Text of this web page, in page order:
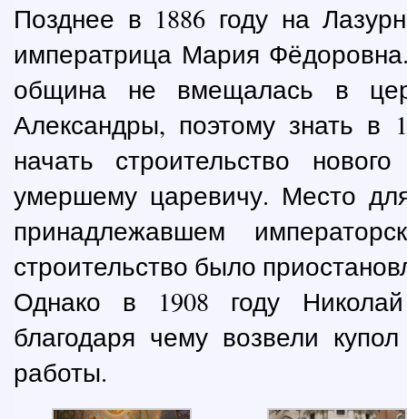
Позднее в 1886 году на
императрица Мария
община не вмещалась в
Александры, поэтому знать в
начать строительство
умершему царевичу. Место
принадлежавшем
строительство было
Однако в 1908 году
благодаря чему возвели
работы.